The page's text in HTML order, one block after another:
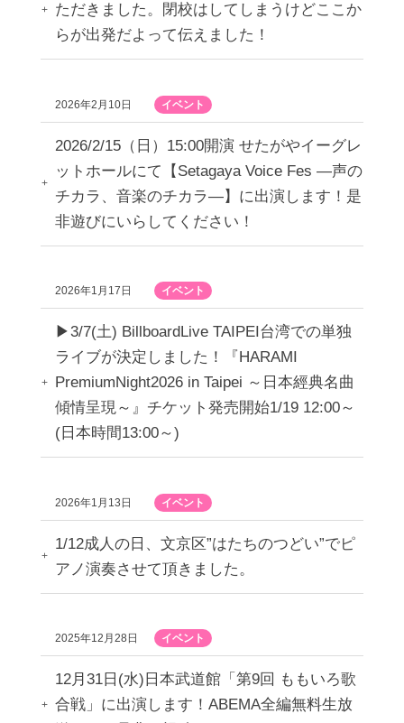
ただきました。閉校はしてしまうけどここか
らが出発だよって伝えました！
2026年2月10日 イベント
2026/2/15（日）15:00開演 せたがやイーグレ
ットホールにて【Setagaya Voice Fes ―声の
チカラ、音楽のチカラ―】に出演します！是
非遊びにいらしてください！
2026年1月17日 イベント
▶︎3/7(土) BillboardLive TAIPEI台湾での単独
ライブが決定しました！『HARAMI
PremiumNight2026 in Taipei ～日本經典名曲
傾情呈現～』チケット発売開始1/19 12:00～
(日本時間13:00～)
2026年1月13日 イベント
1/12成人の日、文京区”はたちのつどい”でピ
アノ演奏させて頂きました。
2025年12月28日 イベント
12月31日(水)日本武道館「第9回 ももいろ歌
合戦」に出演します！ABEMA全編無料生放